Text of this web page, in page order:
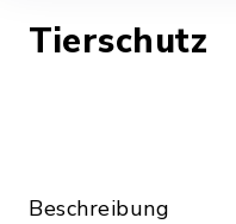
Tierschutz
Beschreibung